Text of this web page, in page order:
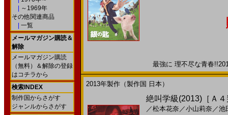
～1969年
その他関連商品
一覧
メールマガジン購読＆
解除
メールマガジン購読
（無料）＆解除の登録
はコチラから
検索INDEX
制作国からさがす
ジャンルからさがす
最強に 理不尽な青春
2013年製作（製作国 日本）
絶叫学級(2013)［Ａ
／松本花奈 ／小山莉奈 ／池